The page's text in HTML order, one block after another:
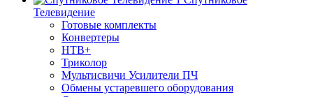
Телевидение
Готовые комплекты
Конвертеры
НТВ+
Триколор
Мультисвичи Усилители ПЧ
Обмены устаревшего оборудования